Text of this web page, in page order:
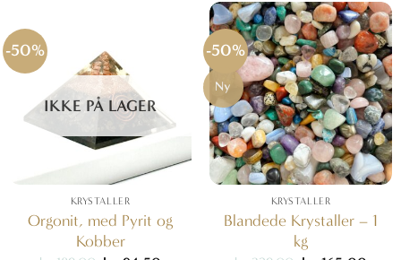
-50%
IKKE PÅ LAGER
KRYSTALLER
Orgonit, med Pyrit og
Kobber
-50%
Ny
KRYSTALLER
Blandede Krystaller – 1
kg